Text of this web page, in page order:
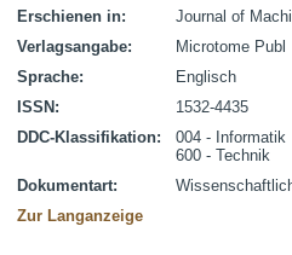
Erschienen in:
Journal of
Verlagsangabe:
Microtome Publ
Sprache:
Englisch
ISSN:
1532-4435
DDC-Klassifikation:
004 - Informatik
600 - Technik
Dokumentart:
Zur Langanzeige